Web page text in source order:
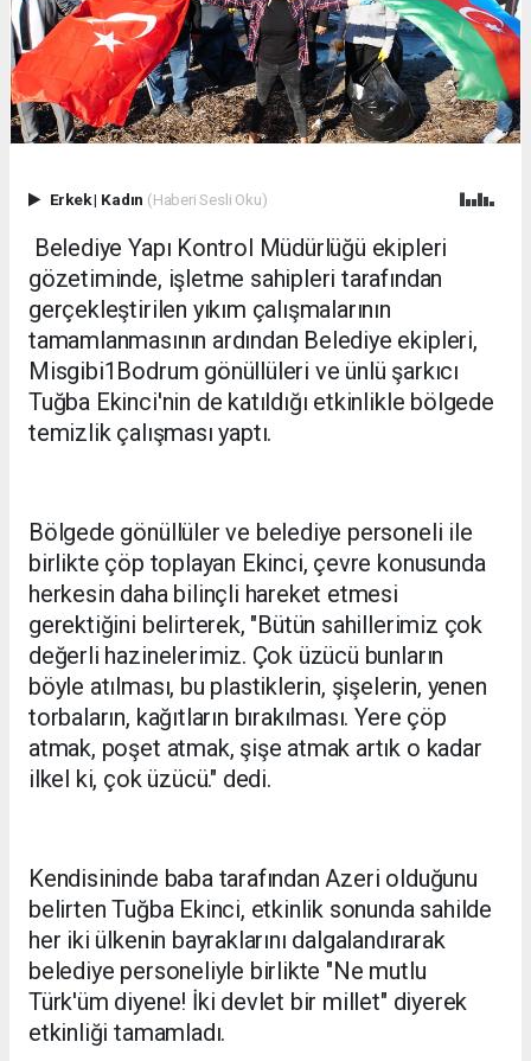
Erkek| Kadın (Haberi Sesli Oku)
Belediye Yapı Kontrol Müdürlüğü ekipleri
gözetiminde, işletme sahipleri tarafından
gerçekleştirilen yıkım çalışmalarının
tamamlanmasının ardından Belediye ekipleri,
Misgibi1Bodrum gönüllüleri ve ünlü şarkıcı
Tuğba Ekinci'nin de katıldığı etkinlikle bölgede
temizlik çalışması yaptı.
Bölgede gönüllüler ve belediye personeli ile
birlikte çöp toplayan Ekinci, çevre konusunda
herkesin daha bilinçli hareket etmesi
gerektiğini belirterek, "Bütün sahillerimiz çok
değerli hazinelerimiz. Çok üzücü bunların
böyle atılması, bu plastiklerin, şişelerin, yenen
torbaların, kağıtların bırakılması. Yere çöp
atmak, poşet atmak, şişe atmak artık o kadar
ilkel ki, çok üzücü." dedi.
Kendisininde baba tarafından Azeri olduğunu
belirten Tuğba Ekinci, etkinlik sonunda sahilde
her iki ülkenin bayraklarını dalgalandırarak
belediye personeliyle birlikte "Ne mutlu
Türk'üm diyene! İki devlet bir millet" diyerek
etkinliği tamamladı.